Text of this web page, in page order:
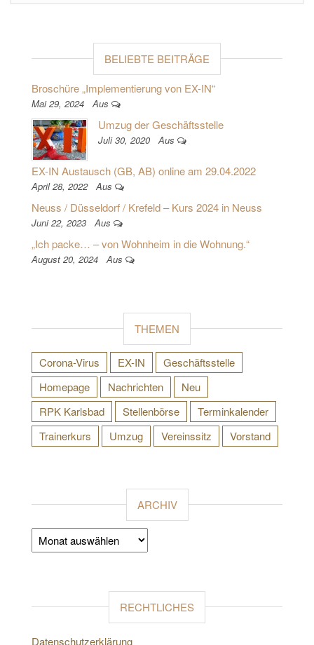
BELIEBTE BEITRÄGE
Broschüre „Implementierung von EX-IN“
Mai 29, 2024 Aus
Umzug der Geschäftsstelle
Juli 30, 2020 Aus
EX-IN Austausch (GB, AB) online am 29.04.2022
April 28, 2022 Aus
Neuss / Düsseldorf / Krefeld – Kurs 2024 in Neuss
Juni 22, 2023 Aus
„Ich packe… – von Wohnheim in die Wohnung.“
August 20, 2024 Aus
THEMEN
Corona-Virus EX-IN
Geschäftsstelle
Homepage
Nachrichten
Neu
RPK Karlsbad
Stellenbörse
Terminkalender
Trainerkurs
Umzug Vereinssitz Vorstand
ARCHIV
Archiv
RECHTLICHES
Datenschutzerklärung